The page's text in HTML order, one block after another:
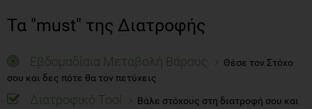
Τα "must" της Διατροφής
Εβδομαδίαια Μεταβολή Βάρους
Θέσε τον Στόχο
σου και δες πότε θα τον πετύχεις
Διατροφικό Tool
Βάλε στόχους στη διατροφή σου και